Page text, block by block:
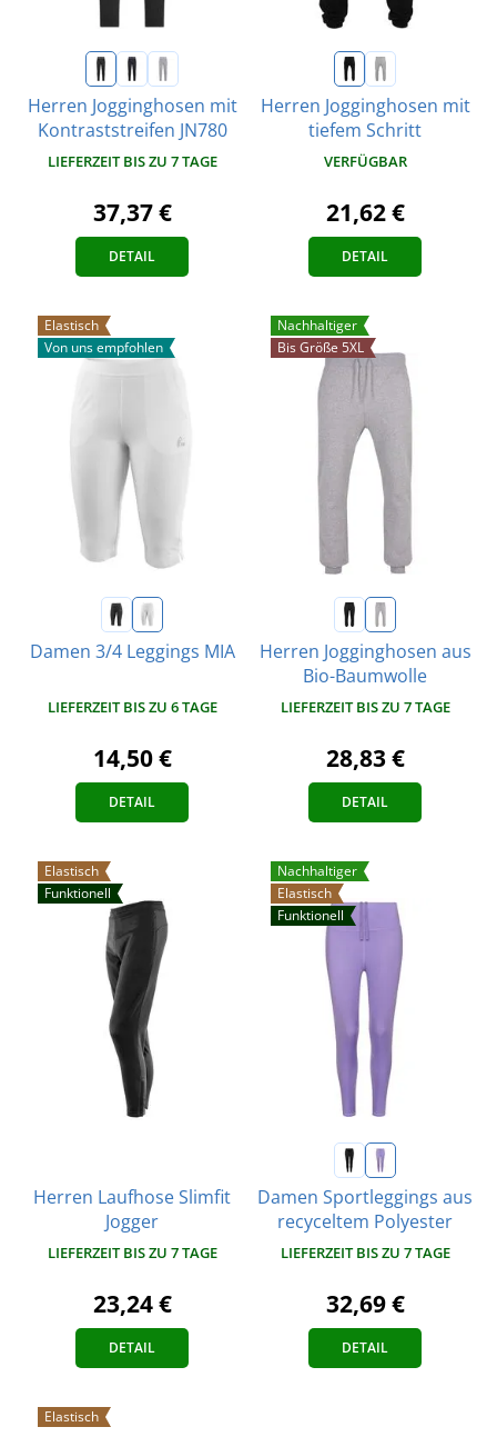
Herren Jogginghosen mit
Kontraststreifen JN780
LIEFERZEIT BIS ZU 7 TAGE
37,37 €
DETAIL
Herren Jogginghosen mit
tiefem Schritt
VERFÜGBAR
21,62 €
DETAIL
Elastisch
Von uns empfohlen
Damen 3/4 Leggings MIA
LIEFERZEIT BIS ZU 6 TAGE
14,50 €
DETAIL
Nachhaltiger
Bis Größe 5XL
Herren Jogginghosen aus
Bio-Baumwolle
LIEFERZEIT BIS ZU 7 TAGE
28,83 €
DETAIL
Elastisch
Funktionell
Herren Laufhose Slimfit
Jogger
LIEFERZEIT BIS ZU 7 TAGE
23,24 €
DETAIL
Nachhaltiger
Elastisch
Funktionell
Damen Sportleggings aus
recyceltem Polyester
LIEFERZEIT BIS ZU 7 TAGE
32,69 €
DETAIL
Elastisch